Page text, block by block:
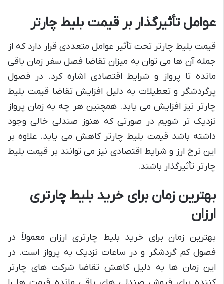
عوامل تأثیرگذار بر قیمت بلیط چارتر
قیمت بلیط چارتر تحت تأثیر عوامل متعددی قرار دارد که از
جمله آن ها می توان به میزان تقاضا فصل سفر زمان باقی
مانده تا پرواز و شرایط اقتصادی اشاره کرد. در فصول
پرگردشگر و تعطیلات به دلیل افزایش تقاضا قیمت بلیط
چارتر نیز افزایش می یابد. همچنین هر چه به زمان پرواز
نزدیک تر شویم در صورتی که هنوز صندلی خالی وجود
داشته باشد قیمت بلیط چارتر کاهش می یابد. علاوه بر
این نرخ ارز و شرایط اقتصادی نیز می توانند بر قیمت بلیط
چارتر تأثیرگذار باشند.
بهترین زمان برای خرید بلیط چارتری
ارزان
بهترین زمان برای خرید بلیط چارتری ارزان معمولاً در
فصول کم گردشگر و در ساعات نزدیک به پرواز است. در
این زمان ها به دلیل کاهش تقاضا شرکت های چارتر